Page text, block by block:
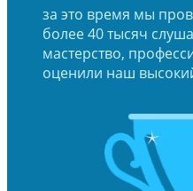
за это время мы
более 40 тысяч
мастерство,
оценили наш